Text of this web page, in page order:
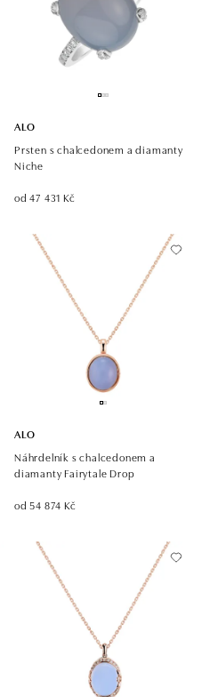
ALO
Prsten s chalcedonem a diamanty
Niche
od 47 431 Kč
ALO
Náhrdelník s chalcedonem a
diamanty Fairytale Drop
od 54 874 Kč